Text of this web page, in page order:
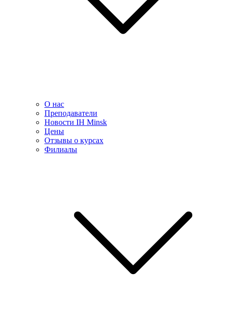
О нас
Преподаватели
Новости IH Minsk
Цены
Отзывы о курсах
Филиалы